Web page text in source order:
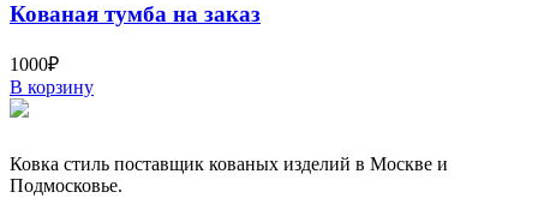
Кованая тумба на заказ
1000₽
В корзину
Ковка стиль поставщик кованых изделий в Москве и
Подмосковье.